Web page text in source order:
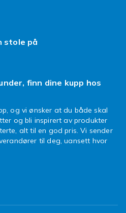
perfekt for å se
uten å holde
er rett og slett genialt.
Compact
stil og dine behov. Glem
disse etuiene holder du
uten kompromisser.
og mye mer stilig.
den
stole på
finn dine kupp hos
og vi ønsker at du både skal
og bli inspirert av produkter
alt til en god pris. Vi sender
til deg, uansett hvor